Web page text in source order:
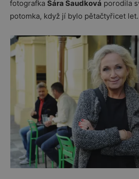
fotografka Sára Saudková porodila
potomka, když jí bylo pětačtyřicet let.